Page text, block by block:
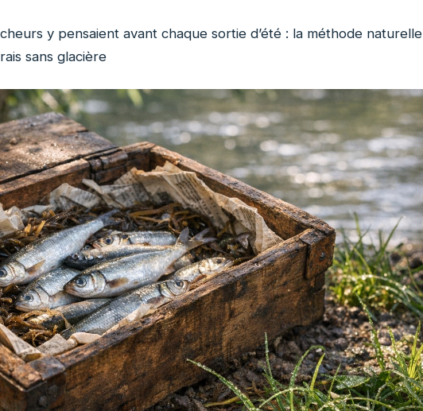
y pensaient avant chaque sortie d’été : la méthode naturelle
sans glacière